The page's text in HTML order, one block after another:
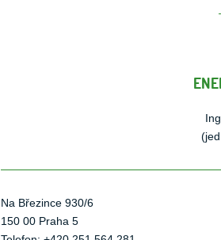
Na Březince 930/6
150 00 Praha 5